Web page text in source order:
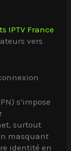
IPTV France
vers
s’impose
surtout
masquant
identité en